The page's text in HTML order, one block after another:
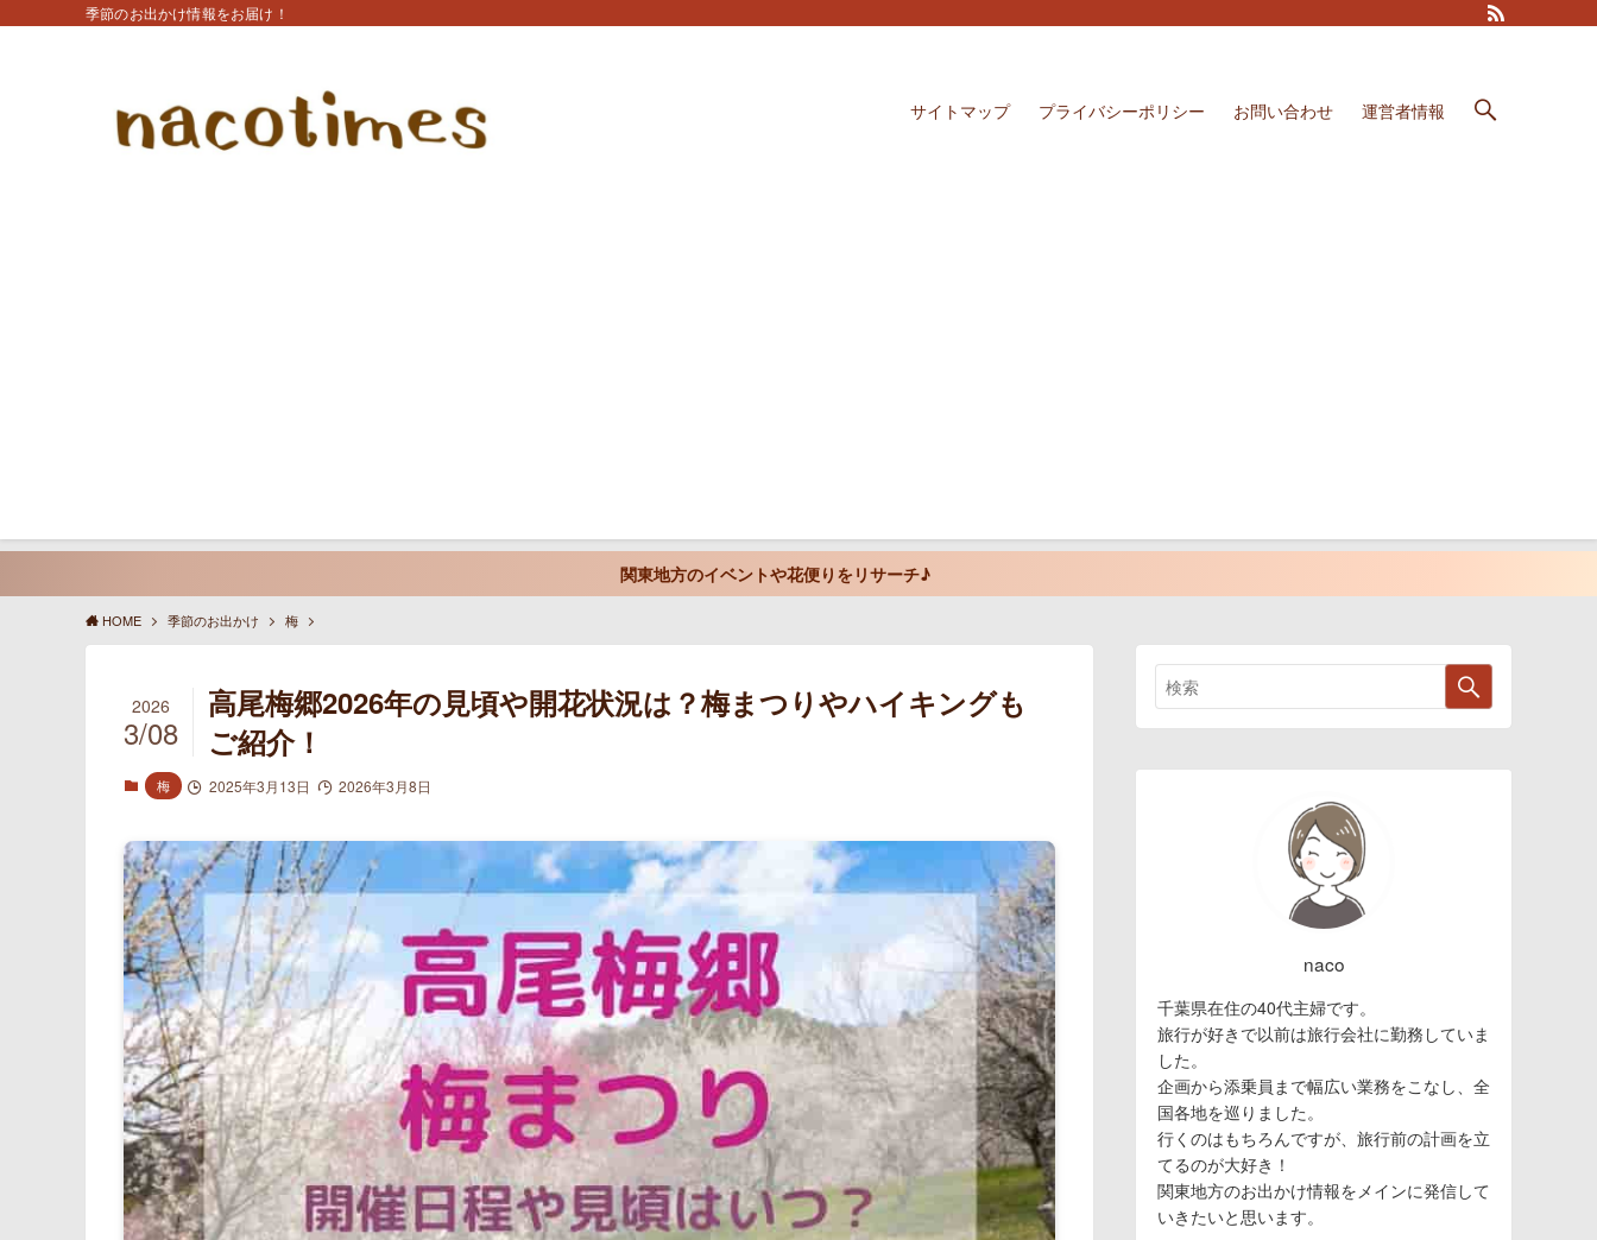
季節のお出かけ情報をお届け！
サイトマップ プライバシーポリシー お問い合わせ 運営者情報
関東地方のイベントや花便りをリサーチ♪
HOME 季節のお出かけ 梅
高尾梅郷2026年の見頃や開花状況は？梅まつりやハイキングも
ご紹介！
2026
3/08
梅 2025年3月13日 2026年3月8日
naco
千葉県在住の40代主婦です。
旅行が好きで以前は旅行会社に勤務していま
した。
企画から添乗員まで幅広い業務をこなし、全
国各地を巡りました。
行くのはもちろんですが、旅行前の計画を立
てるのが大好き！
関東地方のお出かけ情報をメインに発信して
いきたいと思います。